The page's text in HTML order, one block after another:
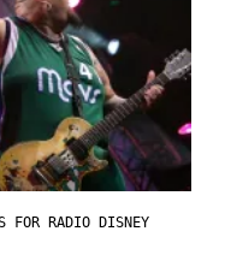
FOR RADIO DISNEY